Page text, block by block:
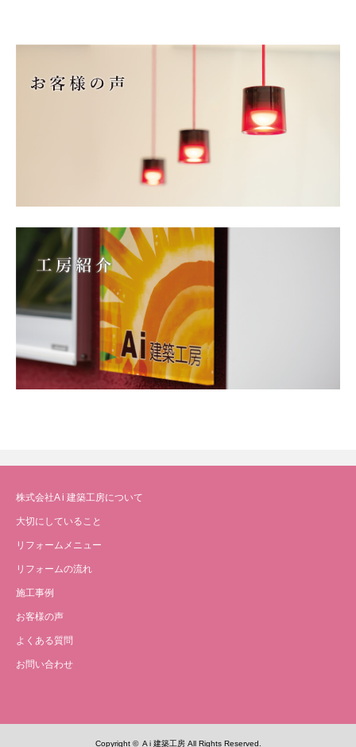
株式会社A i 建築工房について
大切にしていること
リフォームメニュー
リフォームの流れ
施工事例
お客様の声
よくある質問
お問い合わせ
Copyright © A i 建築工房All Rights Reserved.